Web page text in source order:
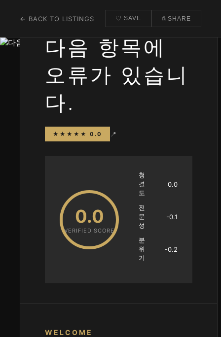
← BACK TO LISTINGS ♡ SAVE ⎙ SHARE
다음 항목에
오류가 있습니
다.
★★★★★ 0.0 📍
0.0
VERIFIED SCORE
청
결
도
0.0
전
문
성
-0.1
분
위
기
-0.2
WELCOME